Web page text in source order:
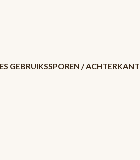
GEBRUIKSSPOREN /